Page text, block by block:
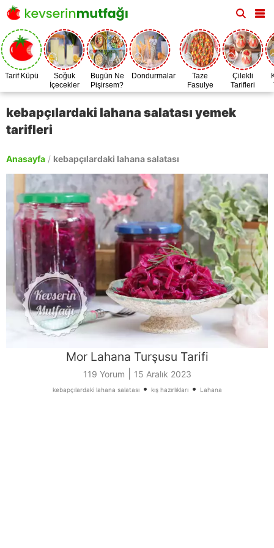
Tarif Küpü
Soğuk
İçecekler
Bugün Ne
Pişirsem?
Dondurmalar
Taze
Fasulye
Zamanı
Çilekli
Tarifleri
kebapçılardaki lahana salatası yemek
tarifleri
Anasayfa / kebapçılardaki lahana salatası
Mor Lahana Turşusu Tarifi
119 Yorum 15 Aralık 2023
kebapçılardaki lahana salatası• kış hazırlıkları• Lahana